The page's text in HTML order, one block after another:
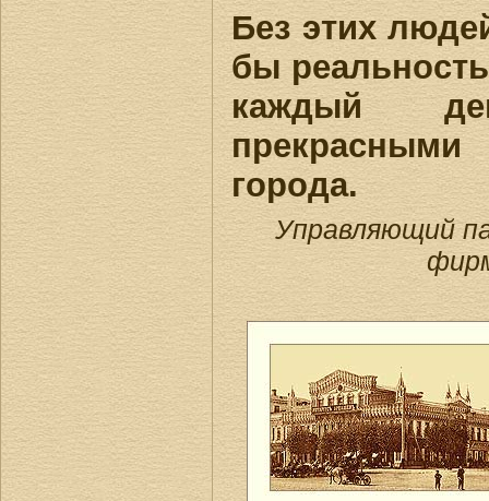
Без этих
бы
каждый
прекрасными
города.
Управляющий